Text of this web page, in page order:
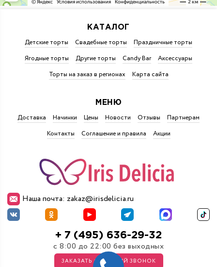
Наша почта: zakaz@irisdelicia.ru
+ 7 (495) 636-29-32
с 8:00 до 22:00 без выходных
ЗАКАЗАТЬ ОБРАТНЫЙ ЗВОНОК
КАТАЛОГ
Детские торты Свадебные торты
Праздничные торты
Ягодные торты
Другие торты Candy Bar
Аксессуары
Торты на заказ в регионах
Карта сайта
МЕНЮ
Доставка Начинки Цены Новости Отзывы
Партнерам
Контакты
Соглашение и правила Акции